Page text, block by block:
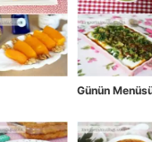
Günün